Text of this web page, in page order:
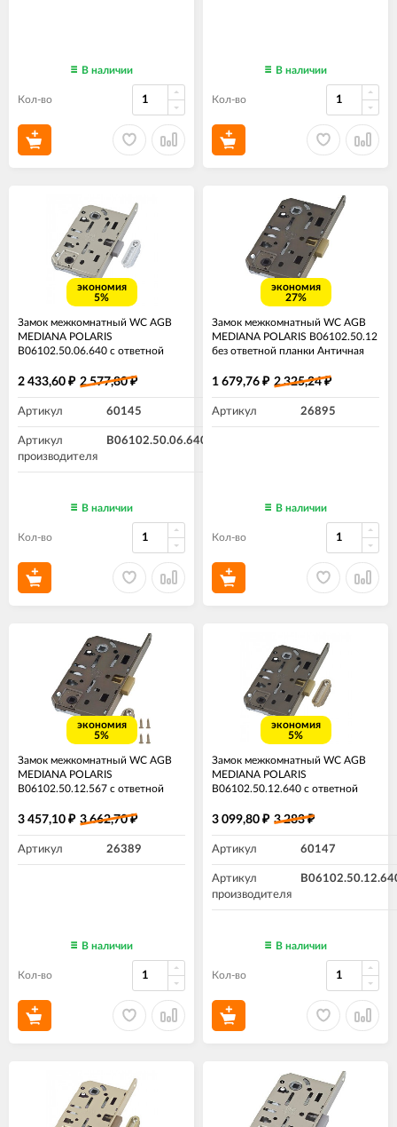
В наличии
Кол-во
В наличии
Кол-во
экономия
5%
Замок межкомнатный WC AGB
MEDIANA POLARIS
B06102.50.06.640 с ответной
2 433,60 ₽ 2 577,80₽
Артикул 60145
Артикул
производителя
B06102.50.06.640
В наличии
Кол-во
экономия
27%
Замок межкомнатный WC AGB
MEDIANA POLARIS B06102.50.12
без ответной планки Античная
1 679,76 ₽ 2 325,24₽
Артикул 26895
В наличии
Кол-во
экономия
5%
Замок межкомнатный WC AGB
MEDIANA POLARIS
B06102.50.12.567 с ответной
3 457,10 ₽ 3 662,70₽
Артикул 26389
В наличии
Кол-во
экономия
5%
Замок межкомнатный WC AGB
MEDIANA POLARIS
B06102.50.12.640 с ответной
3 099,80 ₽ 3 283₽
Артикул 60147
Артикул
производителя
В наличии
Кол-во